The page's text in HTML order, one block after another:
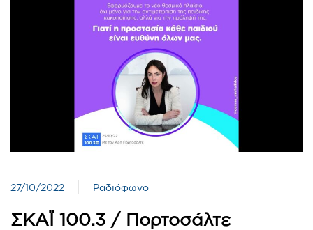
27/10/2022 Ραδιόφωνο
ΣΚΑΪ 100.3 / Πορτοσάλτε